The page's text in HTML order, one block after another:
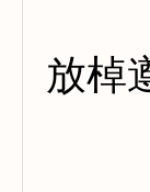
放棹